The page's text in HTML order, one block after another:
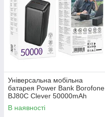
Універсальна мобільна
батарея Power Bank Borofone
BJ80C Clever 50000mAh
22.5W+PD20W
В наявності